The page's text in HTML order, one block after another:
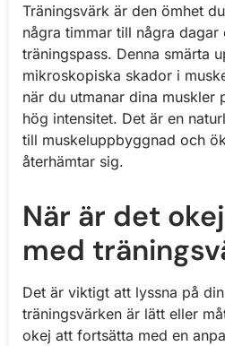
Träningsvärk är den ömhet
några timmar till några dagar
träningspass. Denna smärta
mikroskopiska skador i
när du utmanar dina muskler
hög intensitet. Det är en
till muskeluppbyggnad och
återhämtar sig.
När är det
med
Det är viktigt att lyssna på
träningsvärken är lätt eller
okej att fortsätta med en